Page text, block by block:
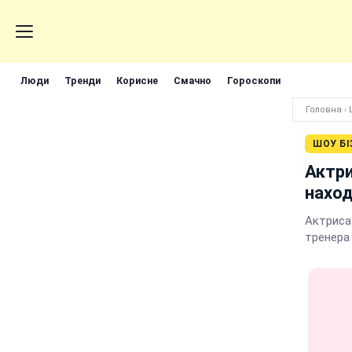
Люди Тренди Корисне Смачно Гороскопи
Головна ›
ШОУ